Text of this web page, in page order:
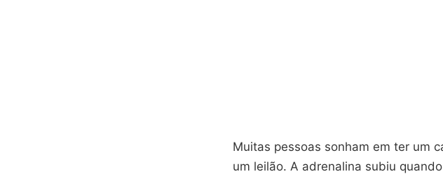
Muitas pessoas sonham em ter um
um leilão. A adrenalina subiu